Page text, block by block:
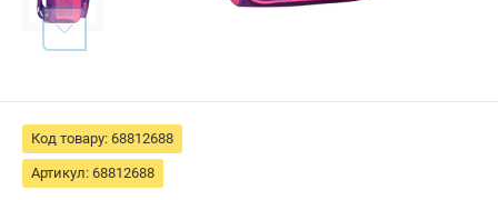
Код товару: 68812688
Артикул: 68812688